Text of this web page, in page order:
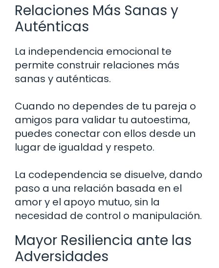
Relaciones Más Sanas y
Auténticas
La independencia emocional te
permite construir relaciones más
sanas y auténticas.
Cuando no dependes de tu pareja o
amigos para validar tu autoestima,
puedes conectar con ellos desde un
lugar de igualdad y respeto.
La codependencia se disuelve, dando
paso a una relación basada en el
amor y el apoyo mutuo, sin la
necesidad de control o manipulación.
Mayor Resiliencia ante las
Adversidades